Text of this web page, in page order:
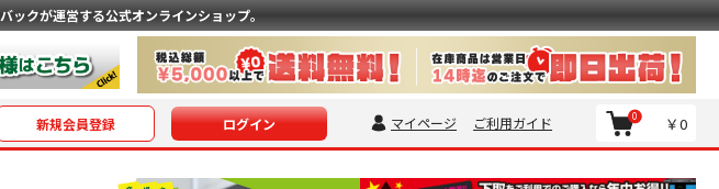
ックが運営する公式オンラインショップ。
新規会員登録 ログイン マイページ ご利用ガイド ￥0
0